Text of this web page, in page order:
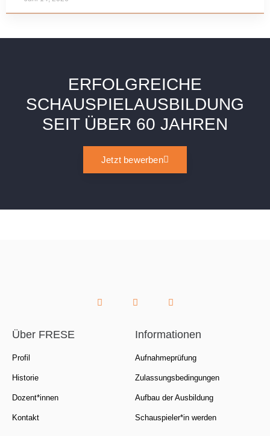
ERFOLGREICHE
SCHAUSPIELAUSBILDUNG
SEIT ÜBER 60 JAHREN
Jetzt bewerben
Über FRESE
Profil
Historie
Dozent*innen
Kontakt
Informationen
Aufnahmeprüfung
Zulassungsbedingungen
Aufbau der Ausbildung
Schauspieler*in werden